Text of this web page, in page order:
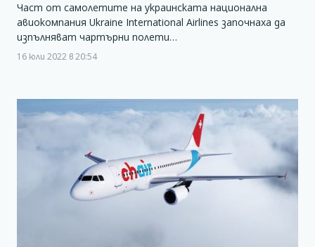
Част от самолетите на украинската национална
авиокомпания Ukraine International Airlines започнаха да
изпълняват чартърни полети…
16 юли 2022 в 20:54